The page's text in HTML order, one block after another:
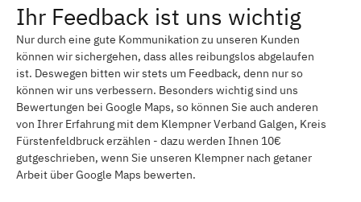
Ihr Feedback ist uns wichtig
Nur durch eine gute Kommunikation zu unseren Kunden
können wir sichergehen, dass alles reibungslos abgelaufen
ist. Deswegen bitten wir stets um Feedback, denn nur so
können wir uns verbessern. Besonders wichtig sind uns
Bewertungen bei Google Maps, so können Sie auch anderen
von Ihrer Erfahrung mit dem Klempner Verband Galgen, Kreis
Fürstenfeldbruck erzählen - dazu werden Ihnen 10€
gutgeschrieben, wenn Sie unseren Klempner nach getaner
Arbeit über Google Maps bewerten.